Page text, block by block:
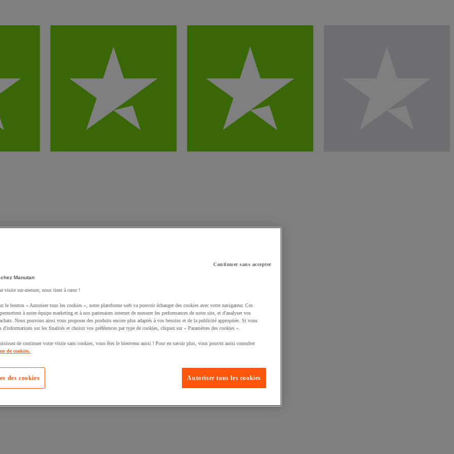
un produit à votre panier :
Continuer sans accepter
Manutan
visite sur-mesure, nous tient à cœur !
le bouton « Autoriser tous les cookies », notre plateforme web va pouvoir échanger des cookies avec votre navigateur. Ces
à notre équipe marketing et à nos partenaires internet de mesurer les performances de notre site, et d'analyser vos
Nous pouvons ainsi vous proposer des produits encore plus adaptés à vos besoins et de la publicité appropriée. Si vous
d'informations sur les finalités et choisir vos préférences par type de cookies, cliquez sur « Paramètres des cookies ».
de continuer votre visite sans cookies, vous êtes le bienvenu aussi ! Pour en savoir plus, vous pouvez aussi consulter
de cookies.
Autoriser tous les cookies
des cookies